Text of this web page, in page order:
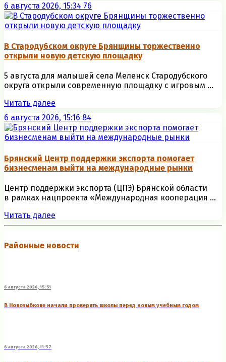
6 августа 2026, 15:34 76
В Стародубском округе Брянщины торжественно
открыли новую детскую площадку
5 августа для малышей села Меленск Стародубского
округа открыли современную площадку с игровым ...
Читать далее
6 августа 2026, 15:16 84
Брянский Центр поддержки экспорта помогает
бизнесменам выйти на международные рынки
Центр поддержки экспорта (ЦПЭ) Брянской области
в рамках нацпроекта «Международная кооперация ...
Читать далее
Районные новости
6 августа 2026, 15:51
В Новозыбкове начали проверять школы перед новым учебным годом
6 августа 2026, 11:57